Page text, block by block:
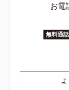
お電
無料通話